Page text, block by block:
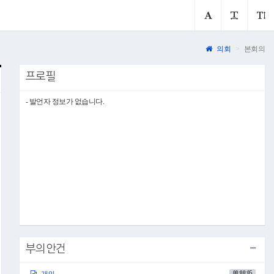
의회 본회의
프로필
- 발언자 정보가 없습니다.
부의안건
00:00:05